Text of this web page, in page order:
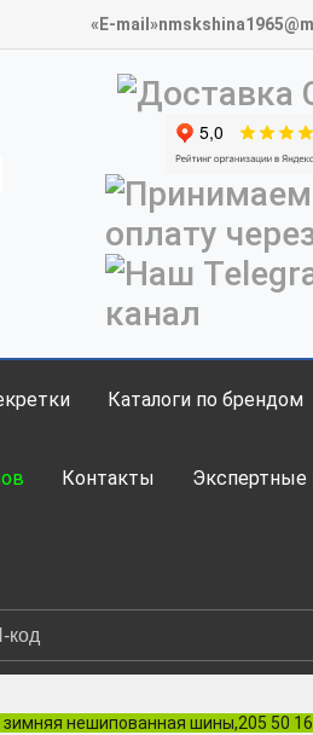
«E-
Каталоги по брендом
Контакты Экспертные
зимняя нешипованная шины,205 50